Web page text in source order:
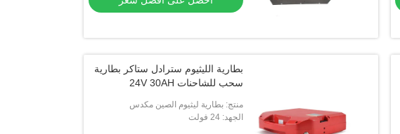
بطارية الليثيوم سترادل ستاكر بطارية
سحب للشاحنات 24V 30AH
منتج: بطارية ليثيوم الصين مكدس
الجهد: 24 فولت